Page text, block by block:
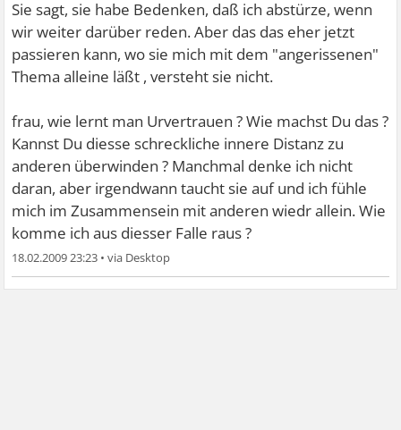
Sie sagt, sie habe Bedenken, daß ich abstürze, wenn
wir weiter darüber reden. Aber das das eher jetzt
passieren kann, wo sie mich mit dem "angerissenen"
Thema alleine läßt , versteht sie nicht.
frau, wie lernt man Urvertrauen ? Wie machst Du das ?
Kannst Du diesse schreckliche innere Distanz zu
anderen überwinden ? Manchmal denke ich nicht
daran, aber irgendwann taucht sie auf und ich fühle
mich im Zusammensein mit anderen wiedr allein. Wie
komme ich aus diesser Falle raus ?
18.02.2009 23:23 •